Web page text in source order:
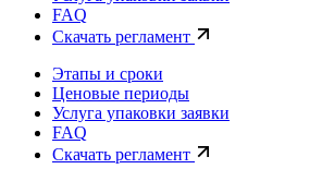
FAQ
Скачать регламент
Этапы и сроки
Ценовые периоды
Услуга упаковки заявки
FAQ
Скачать регламент